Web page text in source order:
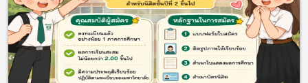
และที่สำคัญ…
ฟรีตลอดทั้งโครงการ ไม่มีค่าใช้จ่าย
จุดเด่นของโครงการนี้
– เรียนรู้สภาพแวดล้อมการทำงานแบบญี่ปุ่นผ่านการฝึกงาน